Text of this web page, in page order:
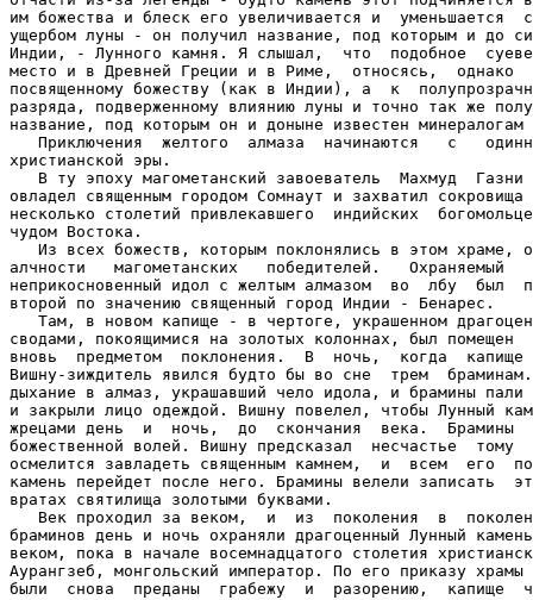
им божества и блеск его увеличивается и  уменьшается
ущербом луны - он получил название, под которым и до
Индии, - Лунного камня. Я слышал,  что  подобное
место и в Древней Греции и в Риме,  относясь,
посвященному божеству (как в Индии), а  к
разряда, подверженному влиянию луны и точно так же
название, под которым он и доныне известен минералогам
Приключения  желтого  алмаза  начинаются   с
христианской эры.
В ту эпоху магометанский завоеватель  Махмуд  Газни
овладел священным городом Сомнаут и захватил
несколько столетий привлекавшего  индийских
чудом Востока.
Из всех божеств, которым поклонялись в этом храме,
алчности   магометанских   победителей.   Охраняемый
неприкосновенный идол с желтым алмазом  во  лбу  был
второй по значению священный город Индии - Бенарес.
Там, в новом капище - в чертоге, украшенном
сводами, покоящимися на золотых колоннах, был
вновь  предметом  поклонения.  В  ночь,  когда
Вишну-зиждитель явился будто бы во сне  трем
дыхание в алмаз, украшавший чело идола, и брамины пали
и закрыли лицо одеждой. Вишну повелел, чтобы Лунный
жрецами день  и  ночь,  до  скончания  века.  Брамины
божественной волей. Вишну предсказал  несчастье  тому
осмелится завладеть священным камнем,  и  всем  его
камень перейдет после него. Брамины велели записать
вратах святилища золотыми буквами.
Век проходил за веком,  и  из  поколения  в
браминов день и ночь охраняли драгоценный Лунный
веком, пока в начале восемнадцатого столетия
Аурангзеб, монгольский император. По его приказу
были  снова  преданы  грабежу  и  разорению,  капище